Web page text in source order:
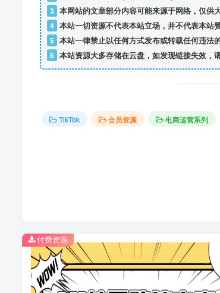
3 本网站的文章部分内容可能来源于网络，仅供
4 本站一切资源不代表本站立场，并不代表本站
5 本站一律禁止以任何方式发布或转载任何违法
6 本站资源大多存储在云盘，如发现链接失效，
TikTok 会员资源 电商运营系列
付费资源